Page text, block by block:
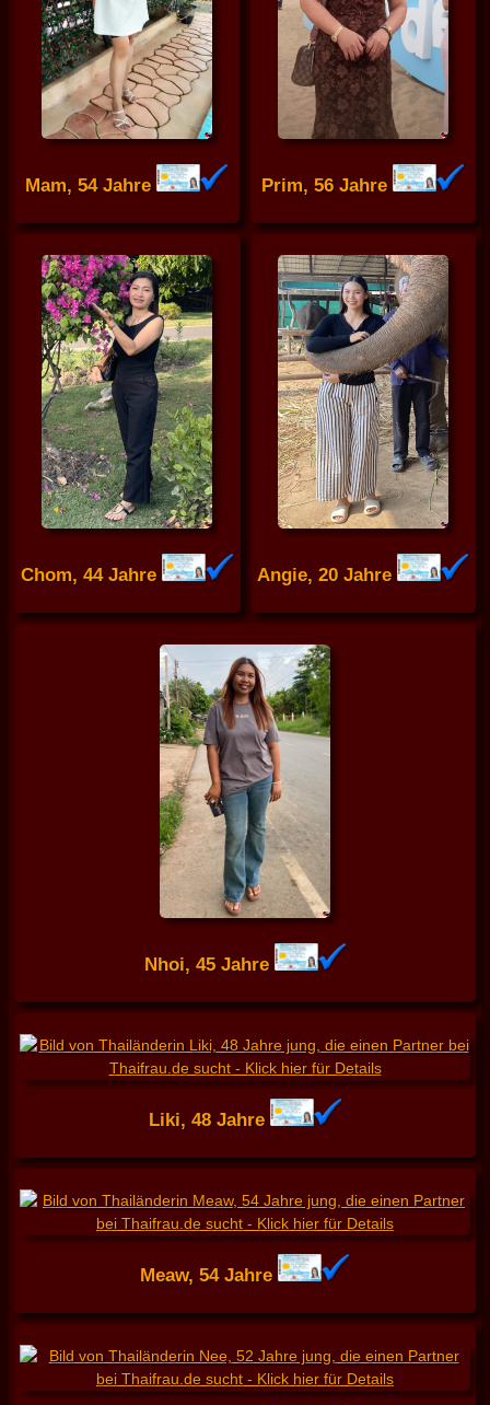
Mam, 54 Jahre Prim, 56 Jahre
Chom, 44 Jahre Angie, 20 Jahre
Nhoi, 45 Jahre
Liki, 48 Jahre
Meaw, 54 Jahre